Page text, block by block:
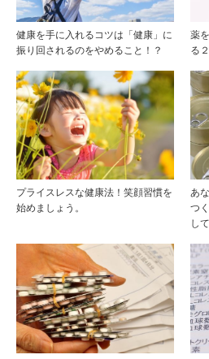
健康を手に入れるコツは「健康」に
振り回されるのをやめること！？
薬
る
プライスレスな健康法！笑顔習慣を
始めましょう。
あ
つ
し